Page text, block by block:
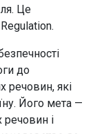
Це
до
речовин, які
Його мета —
речовин і